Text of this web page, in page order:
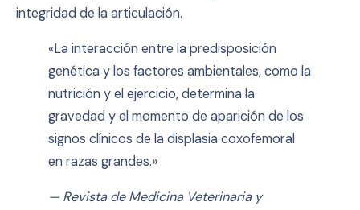
integridad de la articulación.
«La interacción entre la predisposición
genética y los factores ambientales, como la
nutrición y el ejercicio, determina la
gravedad y el momento de aparición de los
signos clínicos de la displasia coxofemoral
en razas grandes.»
— Revista de Medicina Veterinaria y